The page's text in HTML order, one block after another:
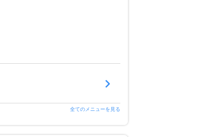
全てのメニューを見る